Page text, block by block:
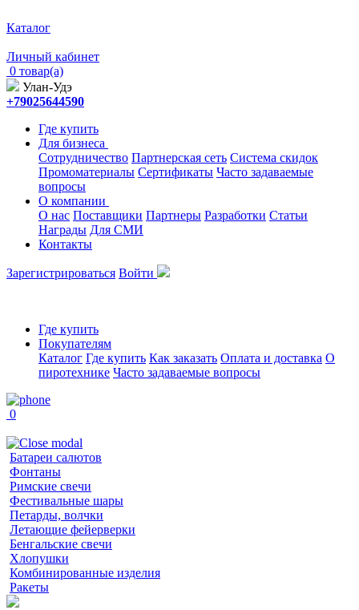
Каталог
Личный кабинет
0 товар(а)
Улан-Удэ
+79025644590
Где купить
Для бизнеса
Сотрудничество Партнерская сеть Система скидок
Промоматериалы Сертификаты Часто задаваемые
вопросы
О компании
О нас Поставщики Партнеры Разработки Статьи
Награды Для СМИ
Контакты
Зарегистрироваться Войти
Где купить
Покупателям
Каталог Где купить Как заказать Оплата и доставка О
пиротехнике Часто задаваемые вопросы
0
Батареи салютов
Фонтаны
Римские свечи
Фестивальные шары
Петарды, волчки
Летающие фейерверки
Бенгальские свечи
Хлопушки
Комбинированные изделия
Ракеты